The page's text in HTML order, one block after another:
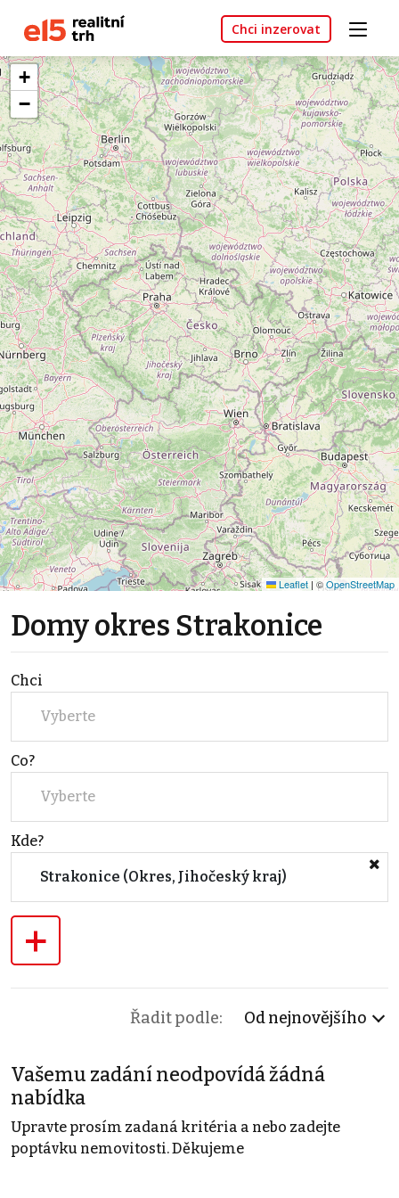
Chci inzerovat
+
−
Leaflet | ©OpenStreetMap
Domy okres Strakonice
Chci
Vyberte
Co?
Vyberte
Kde?
Strakonice (Okres, Jihočeský kraj)
+
Řadit podle: Od nejnovějšího
Vašemu zadání neodpovídá žádná
nabídka
Upravte prosím zadaná kritéria a nebo zadejte
poptávku nemovitosti. Děkujeme